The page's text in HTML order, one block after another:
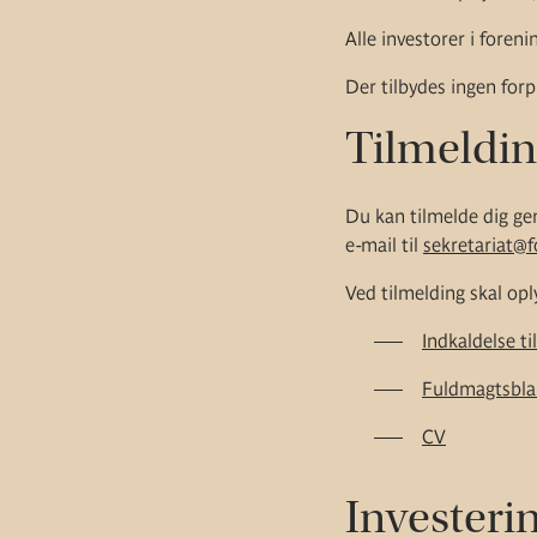
Alle investorer i
Der tilbydes ingen
Du kan tilmelde dig
e-mail til
Ved tilmelding skal
Indkaldelse
CV